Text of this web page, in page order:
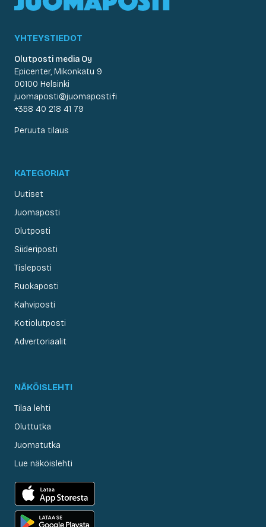
YHTEYSTIEDOT
Olutposti media Oy
Epicenter, Mikonkatu 9
00100 Helsinki
juomaposti@juomaposti.fi
+358 40 218 41 79
Peruuta tilaus
KATEGORIAT
Uutiset
Juomaposti
Olutposti
Siideriposti
Tisleposti
Ruokaposti
Kahviposti
Kotiolutposti
Advertoriaalit
NÄKÖISLEHTI
Tilaa lehti
Oluttutka
Juomatutka
Lue näköislehti